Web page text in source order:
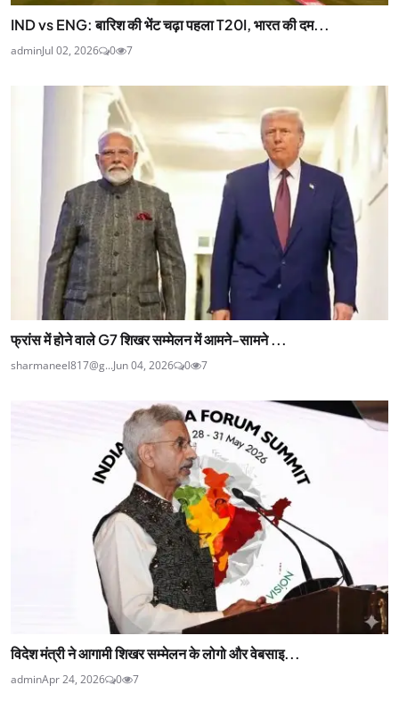
IND vs ENG: बारिश की भेंट चढ़ा पहला T20I, भारत की दम...
adminJul 02, 2026 0 7
फ्रांस में होने वाले G7 शिखर सम्मेलन में आमने-सामने ...
sharmaneel817@g...Jun 04, 2026 0 7
विदेश मंत्री ने आगामी शिखर सम्मेलन के लोगो और वेबसाइ...
adminApr 24, 2026 0 7